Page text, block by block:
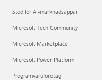
Stöd för AI-marknadsappar
Microsoft Tech Community
Microsoft Marketplace
Microsoft Power Platform
Programvaruföretag